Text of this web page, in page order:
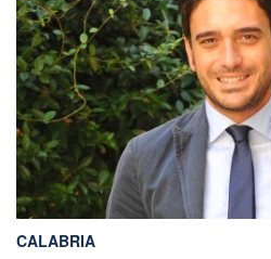
stata più volte colpita da
L’ultimo grave episodio si è
CALABRIA